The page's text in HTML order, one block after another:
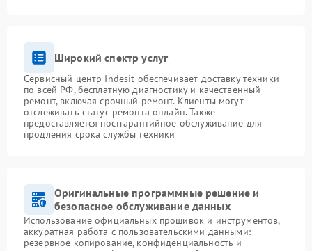
Широкий спектр услуг
Сервисный центр Indesit обеспечивает доставку техники
по всей РФ, бесплатную диагностику и качественный
ремонт, включая срочный ремонт. Клиенты могут
отслеживать статус ремонта онлайн. Также
предоставляется постгарантийное обслуживание для
продления срока службы техники
Оригинальные программные решение и
безопасное обслуживание данных
Использование официальных прошивок и инструментов,
аккуратная работа с пользовательскими данными:
резервное копирование, конфиденциальность и